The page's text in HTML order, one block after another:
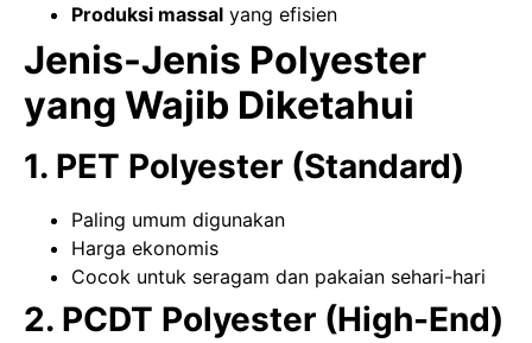
Produksi massal yang efisien
Jenis-Jenis Polyester
yang Wajib Diketahui
1. PET Polyester (Standard)
Paling umum digunakan
Harga ekonomis
Cocok untuk seragam dan pakaian sehari-hari
2. PCDT Polyester (High-End)